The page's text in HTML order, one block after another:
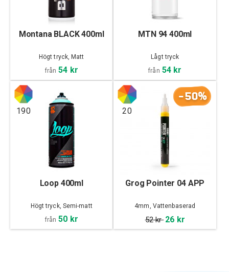
Montana BLACK 400ml
Högt tryck, Matt
från 54 kr
MTN 94 400ml
Lågt tryck
från 54 kr
190
Loop 400ml
Högt tryck, Semi-matt
från 50 kr
-50%
20
Grog Pointer 04 APP
4mm, Vattenbaserad
52 kr 26 kr